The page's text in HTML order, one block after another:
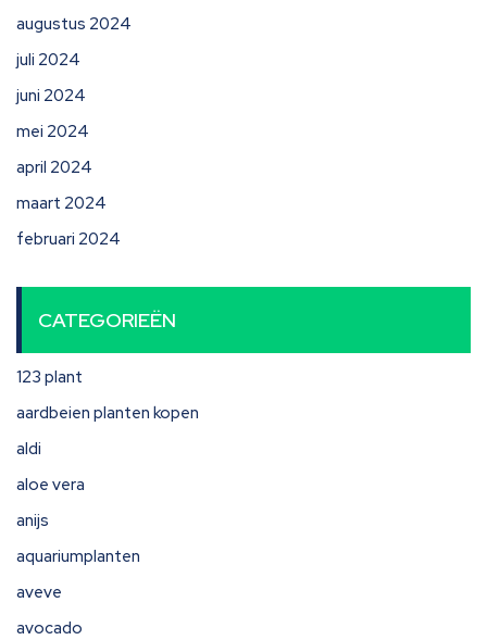
augustus 2024
juli 2024
juni 2024
mei 2024
april 2024
maart 2024
februari 2024
CATEGORIEËN
123 plant
aardbeien planten kopen
aldi
aloe vera
anijs
aquariumplanten
aveve
avocado